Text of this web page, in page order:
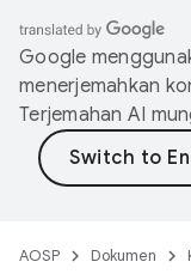
Google
menerjemahkan
Terjemahan AI
AOSP Dokumen